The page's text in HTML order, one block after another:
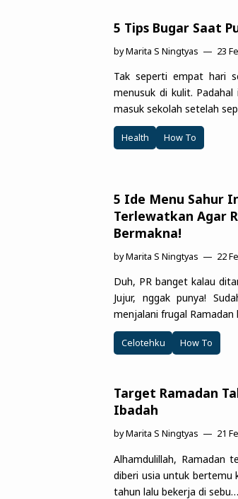
5 Tips Bugar Saat
byMarita S Ningtyas 23
Tak seperti empat hari
menusuk di kulit.
masuk sekolah setelah
Health How To
5 Ide Menu Sahur
Terlewatkan Agar
Bermakna!
byMarita S Ningtyas 22
Duh, PR banget kalau
Jujur, nggak punya!
menjalani frugal Ramadan
Celotehku How To
Target Ramadan
Ibadah
byMarita S Ningtyas 21
Alhamdulillah, Ramadan
diberi usia untuk bertemu
tahun lalu bekerja di sebu…